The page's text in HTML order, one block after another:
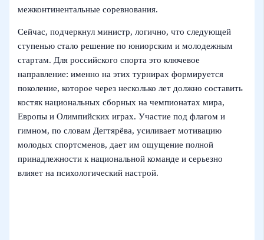
межконтинентальные соревнования.
Сейчас, подчеркнул министр, логично, что следующей
ступенью стало решение по юниорским и молодежным
стартам. Для российского спорта это ключевое
направление: именно на этих турнирах формируется
поколение, которое через несколько лет должно составить
костяк национальных сборных на чемпионатах мира,
Европы и Олимпийских играх. Участие под флагом и
гимном, по словам Дегтярёва, усиливает мотивацию
молодых спортсменов, дает им ощущение полной
принадлежности к национальной команде и серьезно
влияет на психологический настрой.